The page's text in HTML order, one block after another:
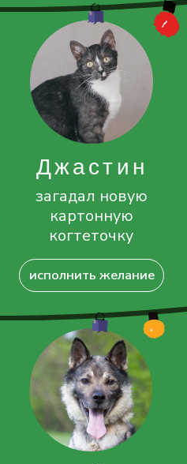
получить
корм
желание
хочу
поводок
желание